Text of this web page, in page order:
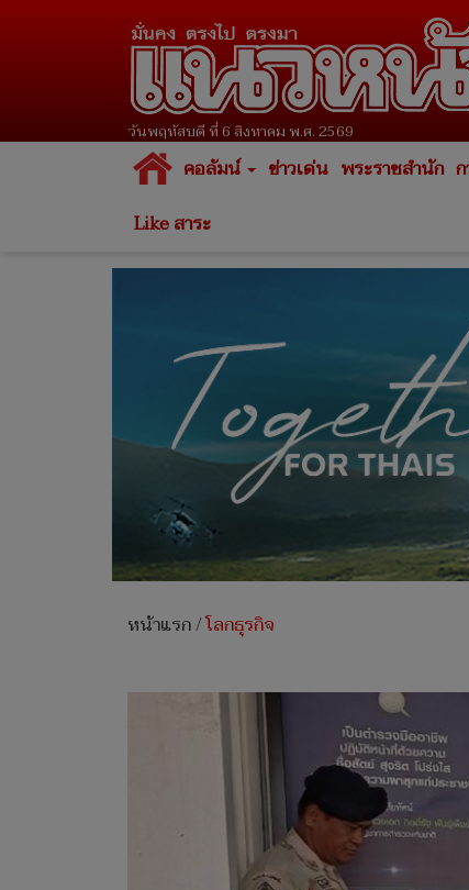
วันพฤหัสบดี ที่ 6 สิงหาคม พ.ศ. 2569
คอลัมน์ ข่าวเด่น พระราชสำนัก
Like สาระ
หน้าแรก/โลกธุรกิจ